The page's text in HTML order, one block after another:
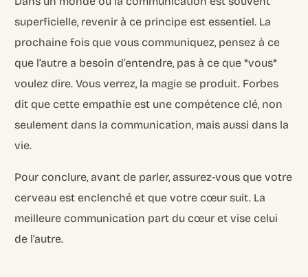
superficielle, revenir à ce principe est essentiel. La
prochaine fois que vous communiquez, pensez à ce
que l’autre a besoin d’entendre, pas à ce que *vous*
voulez dire. Vous verrez, la magie se produit. Forbes
dit que cette empathie est une compétence clé, non
seulement dans la communication, mais aussi dans la
vie.
Pour conclure, avant de parler, assurez-vous que votre
cerveau est enclenché et que votre cœur suit. La
meilleure communication part du cœur et vise celui
de l’autre.